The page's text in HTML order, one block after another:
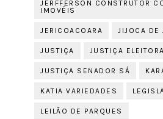
JERFFERSON CONSTRUTOR
IMOVÉIS
JERICOACOARA JIJOCA DE
JUSTIÇA JUSTIÇA
JUSTIÇA SENADOR SÁ
KATIA VARIEDADES
LEILÃO DE PARQUES